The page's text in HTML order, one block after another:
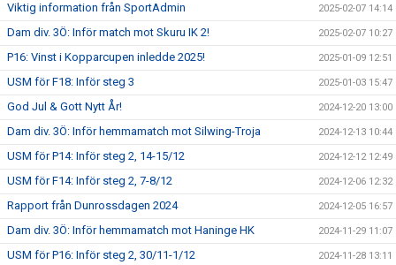
Viktig information från SportAdmin 2025-02-07 14:14
Dam div. 3Ö: Inför match mot Skuru IK 2! 2025-02-07 10:27
P16: Vinst i Kopparcupen inledde 2025! 2025-01-09 12:51
USM för F18: Inför steg 3 2025-01-03 15:47
God Jul & Gott Nytt År! 2024-12-20 13:00
Dam div. 3Ö: Inför hemmamatch mot Silwing-Troja 2024-12-13 10:44
USM för P14: Inför steg 2, 14-15/12 2024-12-12 12:49
USM för F14: Inför steg 2, 7-8/12 2024-12-06 12:32
Rapport från Dunrossdagen 2024 2024-12-05 16:57
Dam div. 3Ö: Inför hemmamatch mot Haninge HK 2024-11-29 11:07
USM för P16: Inför steg 2, 30/11-1/12 2024-11-28 13:11